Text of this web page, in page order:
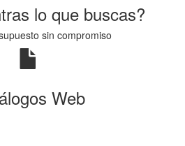
lo que buscas?
sin compromiso
Web